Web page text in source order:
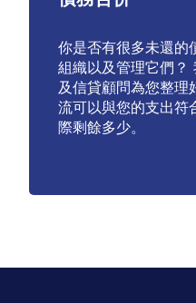
你是否有很多未還的
組織以及管理它們？
及信貸顧問為您整理
流可以與您的支出符
際剩餘多少。